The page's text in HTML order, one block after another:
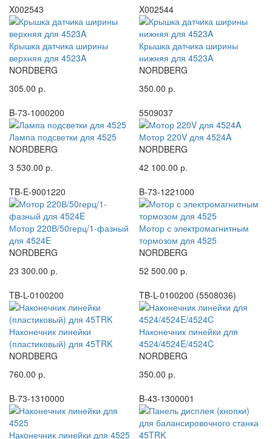
X002543
Крышка датчика ширины
верхняя для 4523A
NORDBERG
305.00 р.
X002544
Крышка датчика ширины
нижняя для 4523A
NORDBERG
350.00 р.
B-73-1000200
Лампа подсветки для 4525
NORDBERG
3 530.00 р.
5509037
Мотор 220V для 4524A
NORDBERG
42 100.00 р.
TB-E-9001220
Мотор 220В/50герц/1-фазный
для 4524E
NORDBERG
23 300.00 р.
B-73-1221000
Мотор с электромагнитным
тормозом для 4525
NORDBERG
52 500.00 р.
TB-L-0100200
Наконечник линейки
(пластиковый) для 45TRK
NORDBERG
760.00 р.
TB-L-0100200 (5508036)
Наконечник линейки для
4524/4524E/4524C
NORDBERG
350.00 р.
B-73-1310000
Наконечник линейки для 4525
B-43-1300001